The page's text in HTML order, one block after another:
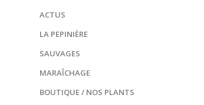
ACTUS
LA PEPINIÈRE
SAUVAGES
MARAÎCHAGE
BOUTIQUE / NOS PLANTS